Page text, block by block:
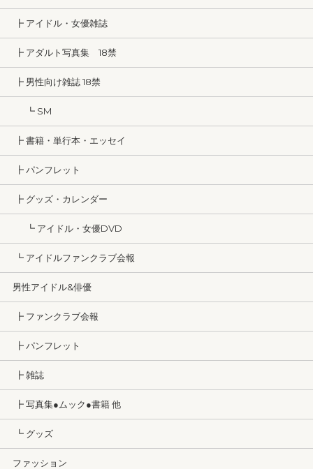
┣ アイドル・女優雑誌
┣ アダルト写真集 18禁
┣ 男性向け雑誌 18禁
┗ SM
┣ 書籍・単行本・エッセイ
┣ パンフレット
┣ グッズ・カレンダー
┗ アイドル・女優DVD
┗ アイドルファンクラブ会報
男性アイドル&俳優
┣ ファンクラブ会報
┣ パンフレット
┣ 雑誌
┣ 写真集●ムック●書籍 他
┗ グッズ
ファッション